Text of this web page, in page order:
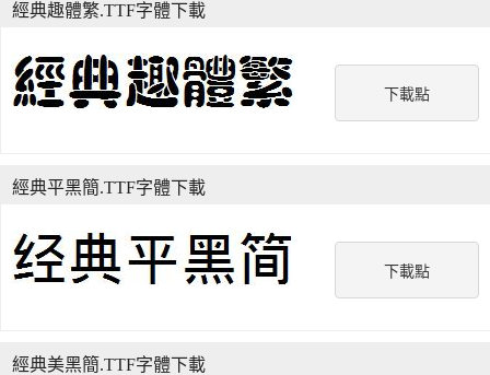
下載點
經典趣體繁.TTF字體下載
下載點
經典平黑簡.TTF字體下載
經典美黑簡.TTF字體下載